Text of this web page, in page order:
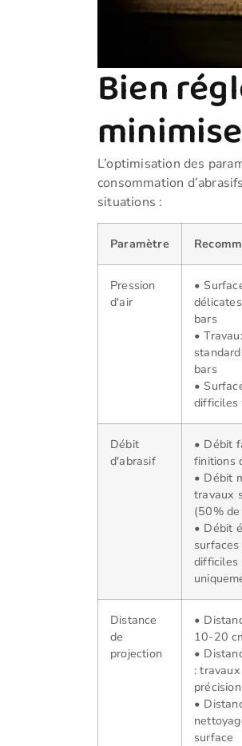
Bien
L’optimisation des
consommation
situations :
Paramètre
Pression
d'air
•
bars
•
bars
•
difficiles
Débit
d'abrasif
• Débit
finitions
• Débit
travaux
(50%
• Débit
difficiles
Distance
de
projection
•
10-20
•
:
précision
•
surface